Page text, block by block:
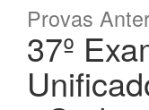
Provas
37º